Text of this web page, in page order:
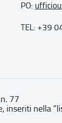
PO:
TEL: +39
77
inseriti nella